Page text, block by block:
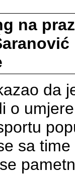
na
da
o
sa